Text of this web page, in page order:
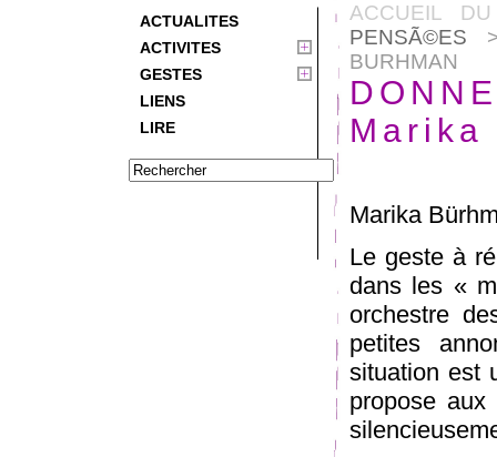
ACTUALITES
ACTIVITES
GESTES
LIENS
LIRE
ACCUEIL
PENSÃ©ES
BURHMAN
Marika
Marika
Le geste à
dans les «
orchestre
petites
situation est
propose aux